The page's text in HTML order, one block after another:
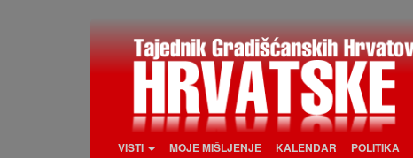
VISTI MOJE MIŠLJENJE KALENDAR POLITIKA